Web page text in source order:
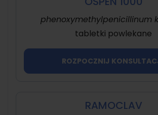
phenoxymethylpenicillinum
tabletki powlekane
ROZPOCZNIJ
RAMOCLAV